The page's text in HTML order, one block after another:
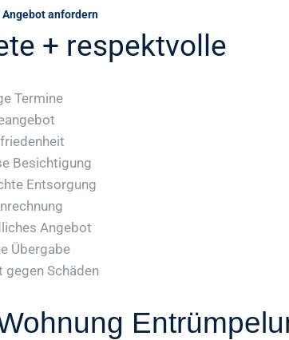
anfordern
+ respektvolle
Termine
Besichtigung
Entsorgung
Angebot
Übergabe
Schäden